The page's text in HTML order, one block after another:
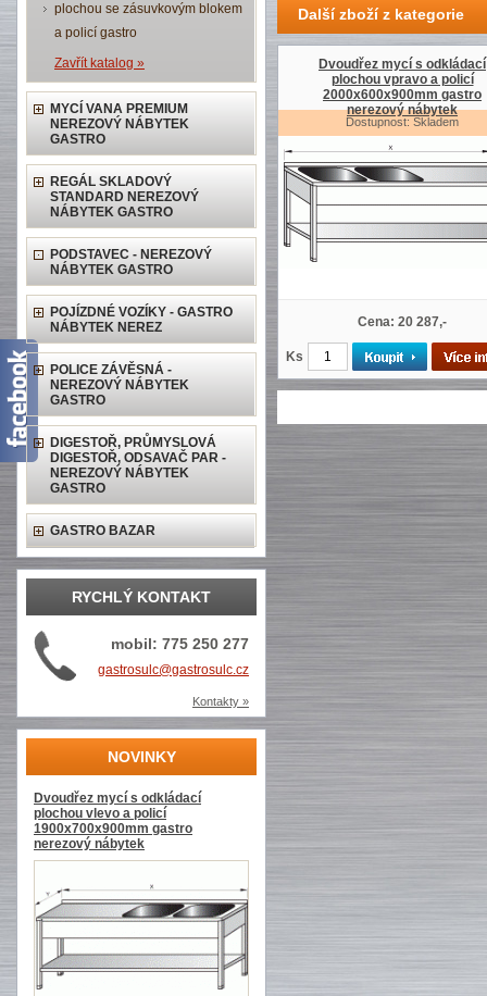
plochou se zásuvkovým blokem
a policí gastro
Zavřít katalog »
MYCÍ VANA PREMIUM
NEREZOVÝ NÁBYTEK
GASTRO
REGÁL SKLADOVÝ
STANDARD NEREZOVÝ
NÁBYTEK GASTRO
PODSTAVEC - NEREZOVÝ
NÁBYTEK GASTRO
POJÍZDNÉ VOZÍKY - GASTRO
NÁBYTEK NEREZ
POLICE ZÁVĚSNÁ -
NEREZOVÝ NÁBYTEK
GASTRO
DIGESTOŘ, PRŮMYSLOVÁ
DIGESTOŘ, ODSAVAČ PAR -
NEREZOVÝ NÁBYTEK
GASTRO
GASTRO BAZAR
RYCHLÝ KONTAKT
mobil: 775 250 277
gastrosulc@gastrosulc.cz
Kontakty »
NOVINKY
Dvoudřez mycí s odkládací
plochou vlevo a policí
1900x700x900mm gastro
nerezový nábytek
Další zboží z kategorie
Dvoudřez mycí s odkládací
plochou vpravo a policí
2000x600x900mm gastro
nerezový nábytek
Dostupnost: Skladem
Cena: 20 287,-
Ks